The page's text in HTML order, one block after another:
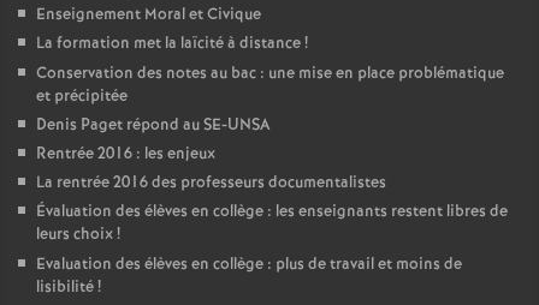
Enseignement Moral et Civique
La formation met la laïcité à distance!
Conservation des notes au bac : une mise en place problématique
et précipitée
Denis Paget répond au SE-UNSA
Rentrée 2016 : les enjeux
La rentrée 2016 des professeurs documentalistes
Évaluation des élèves en collège : les enseignants restent libres de
leurs choix!
Evaluation des élèves en collège : plus de travail et moins de
lisibilité!